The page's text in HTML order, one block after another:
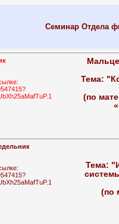
Семинар Отдела
Тема:
(по
Тема:
(по